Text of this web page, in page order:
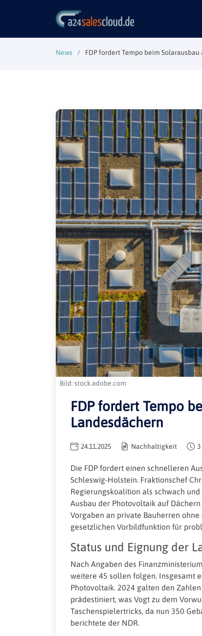
News FDP fordert Tempo beim
Bild: stock.adobe.com
FDP fordert Tempo
Landesdächern
24.11.2025 Nachhaltigkeit
Die FDP fordert einen schnelleren
Schleswig-Holstein. Fraktionschef
Regierungskoalition als schwach
Ausbau der Photovoltaik auf
Vorgaben an private Bauherren
gesetzlichen Vorbildfunktion für
Status und Eignung der
Nach Angaben des
weitere 45 sollen folgen. Insgesamt
Photovoltaik. 2024 galten den
prädestiniert, was Vogt zu dem
Taschenspielertricks, da nun 350
berichtete der NDR.